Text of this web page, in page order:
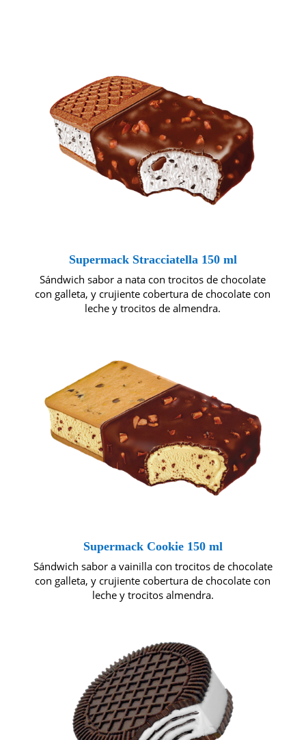
Supermack Stracciatella 150 ml
Sándwich sabor a nata con trocitos de chocolate
con galleta, y crujiente cobertura de chocolate con
leche y trocitos de almendra.
Supermack Cookie 150 ml
Sándwich sabor a vainilla con trocitos de chocolate
con galleta, y crujiente cobertura de chocolate con
leche y trocitos almendra.